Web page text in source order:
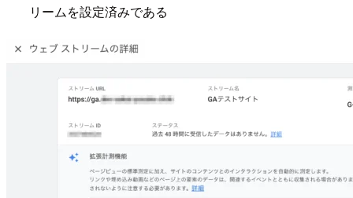
リームを設定済みである